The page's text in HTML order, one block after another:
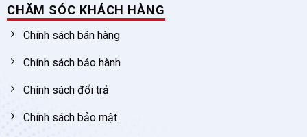
CHĂM SÓC KHÁCH HÀNG
Chính sách bán hàng
Chính sách bảo hành
Chính sách đổi trả
Chính sách bảo mật